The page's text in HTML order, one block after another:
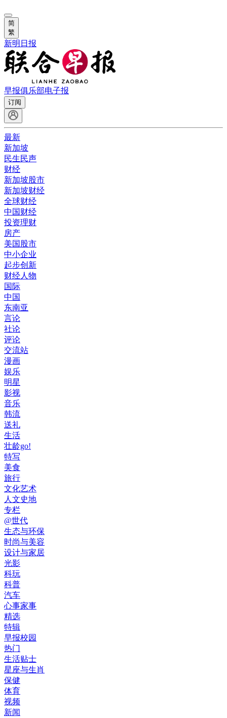
简
繁
新明日报
早报俱乐部电子报
订阅
最新
新加坡
民生民声
财经
新加坡股市
新加坡财经
全球财经
中国财经
投资理财
房产
美国股市
中小企业
起步创新
财经人物
国际
中国
东南亚
言论
社论
评论
交流站
漫画
娱乐
明星
影视
音乐
韩流
送礼
生活
壮龄go!
特写
美食
旅行
文化艺术
人文史地
专栏
@世代
生态与环保
时尚与美容
设计与家居
光影
科玩
科普
汽车
心事家事
精选
特辑
早报校园
热门
生活贴士
星座与生肖
保健
体育
视频
新闻